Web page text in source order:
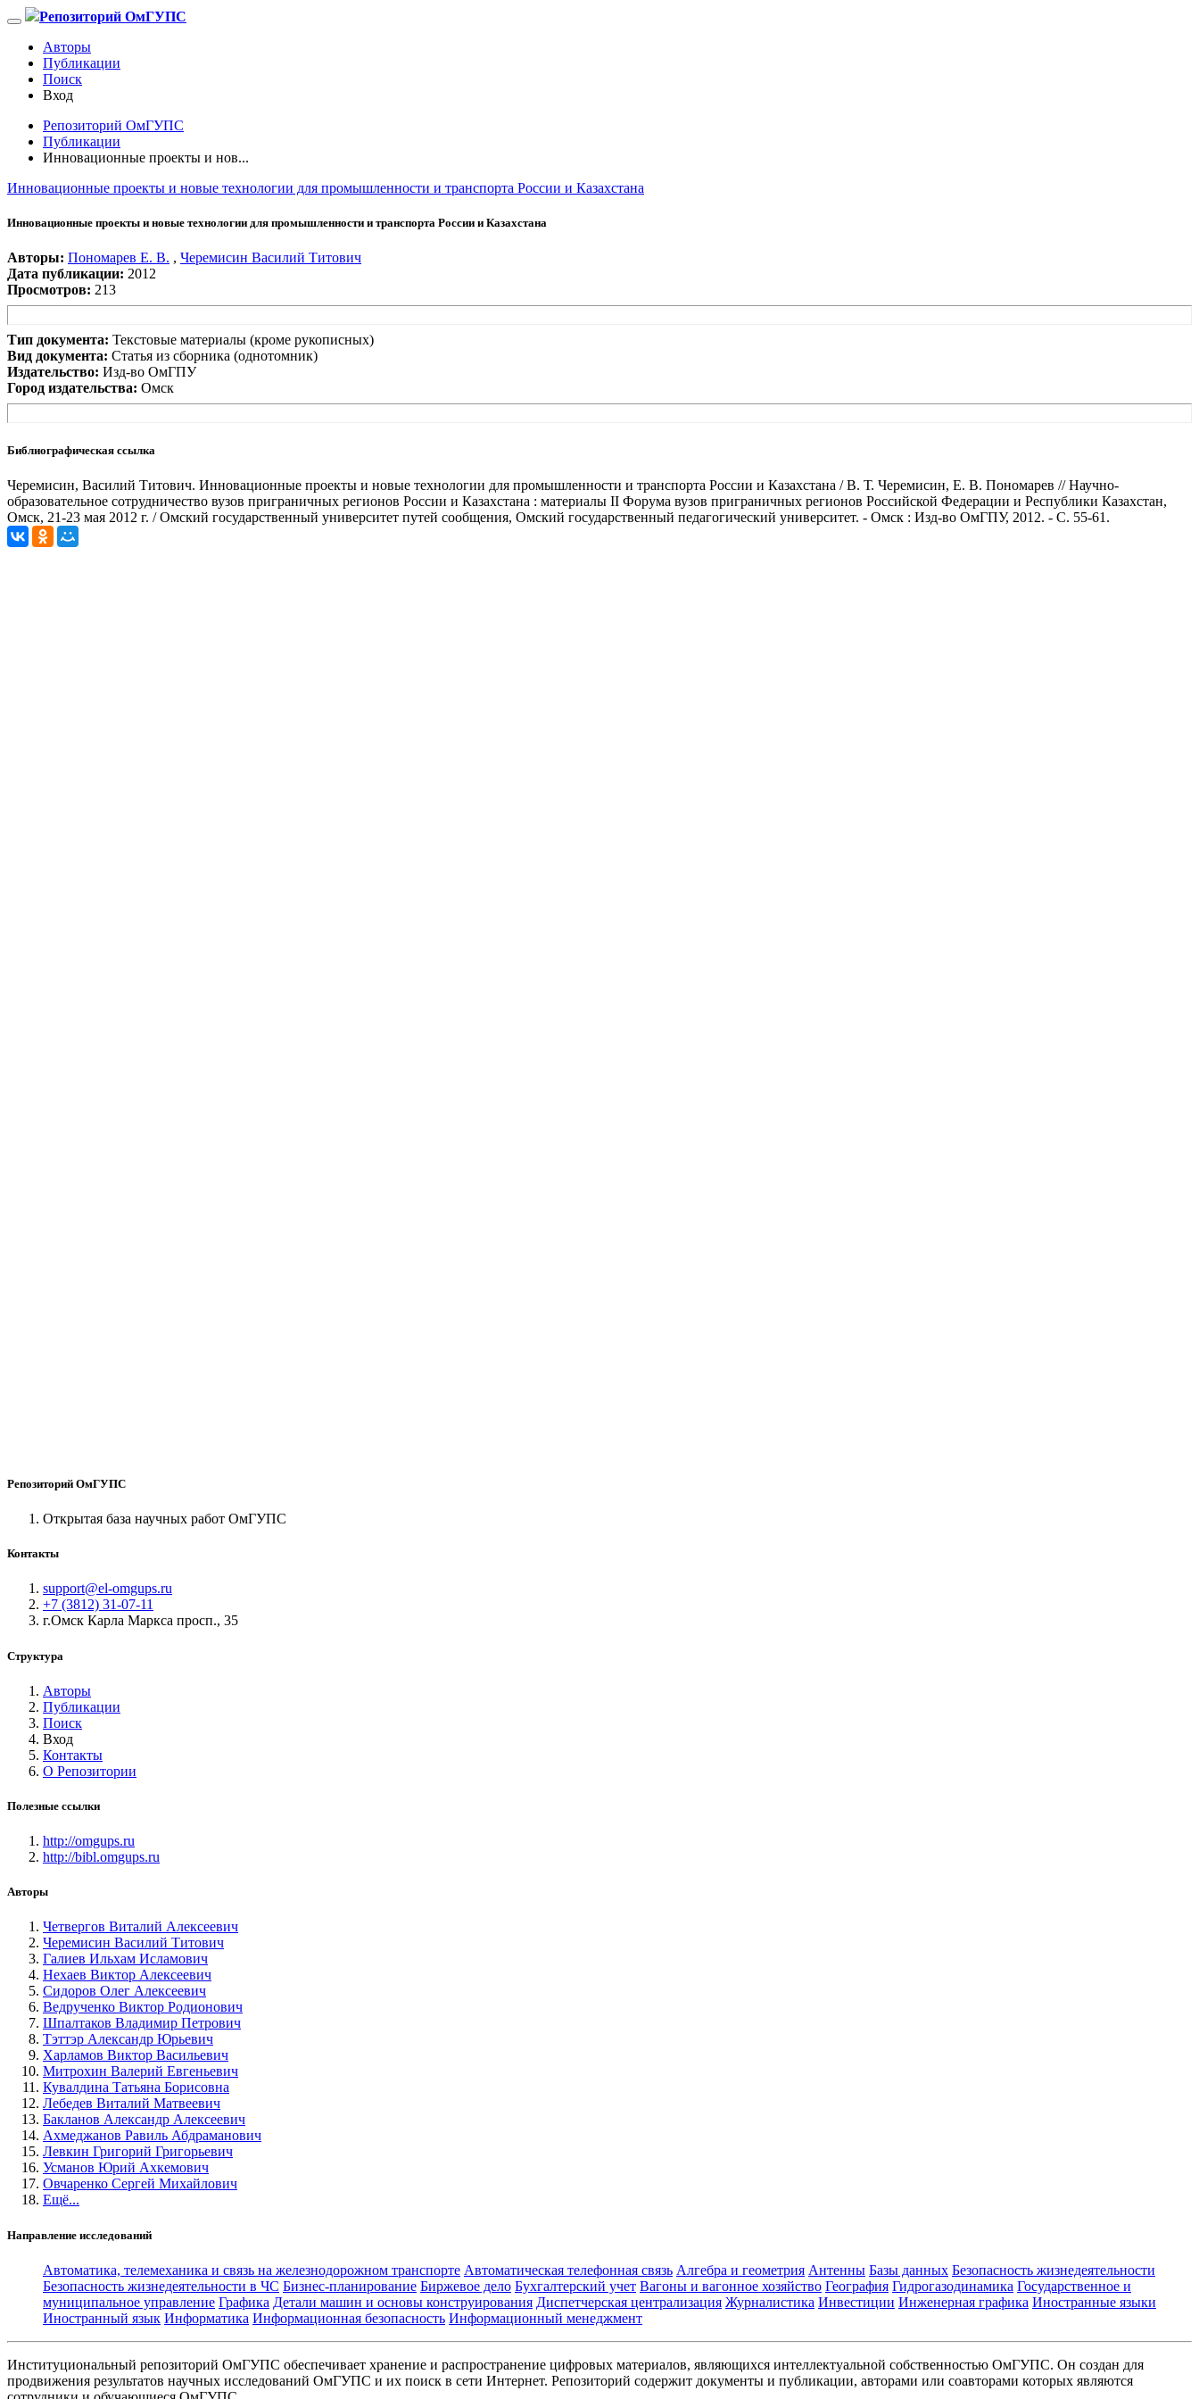
Репозиторий ОмГУПС
Авторы
Публикации
Поиск
Вход
Репозиторий ОмГУПС
Публикации
Инновационные проекты и нов...
Инновационные проекты и новые технологии для промышленности и транспорта России и Казахстана
Инновационные проекты и новые технологии для промышленности и транспорта России и Казахстана
Авторы: Пономарев Е. В. , Черемисин Василий Титович
Дата публикации: 2012
Просмотров: 213
Тип документа: Текстовые материалы (кроме рукописных)
Вид документа: Статья из сборника (однотомник)
Издательство: Изд-во ОмГПУ
Город издательства: Омск
Библиографическая ссылка
Черемисин, Василий Титович. Инновационные проекты и новые технологии для промышленности и транспорта России и Казахстана / В. Т. Черемисин, Е. В. Пономарев // Научно-
образовательное сотрудничество вузов приграничных регионов России и Казахстана : материалы II Форума вузов приграничных регионов Российской Федерации и Республики Казахстан,
Омск, 21-23 мая 2012 г. / Омский государственный университет путей сообщения, Омский государственный педагогический университет. - Омск : Изд-во ОмГПУ, 2012. - С. 55-61.
Репозиторий ОмГУПС
Открытая база научных работ ОмГУПС
Контакты
support@el-omgups.ru
+7 (3812) 31-07-11
г.Омск Карла Маркса просп., 35
Структура
Авторы
Публикации
Поиск
Вход
Контакты
О Репозитории
Полезные ссылки
http://omgups.ru
http://bibl.omgups.ru
Авторы
Четвергов Виталий Алексеевич
Черемисин Василий Титович
Галиев Ильхам Исламович
Нехаев Виктор Алексеевич
Сидоров Олег Алексеевич
Ведрученко Виктор Родионович
Шпалтаков Владимир Петрович
Тэттэр Александр Юрьевич
Харламов Виктор Васильевич
Митрохин Валерий Евгеньевич
Кувалдина Татьяна Борисовна
Лебедев Виталий Матвеевич
Бакланов Александр Алексеевич
Ахмеджанов Равиль Абдраманович
Левкин Григорий Григорьевич
Усманов Юрий Ахкемович
Овчаренко Сергей Михайлович
Ещё...
Направление исследований
Автоматика, телемеханика и связь на железнодорожном транспорте Автоматическая телефонная связь Алгебра и геометрия Антенны Базы данных Безопасность жизнедеятельности
Безопасность жизнедеятельности в ЧС Бизнес-планирование Биржевое дело Бухгалтерский учет Вагоны и вагонное хозяйство География Гидрогазодинамика Государственное и
муниципальное управление Графика Детали машин и основы конструирования Диспетчерская централизация Журналистика Инвестиции Инженерная графика Иностранные языки
Иностранный язык Информатика Информационная безопасность Информационный менеджмент
Институциональный репозиторий ОмГУПС обеспечивает хранение и распространение цифровых материалов, являющихся интеллектуальной собственностью ОмГУПС. Он создан для
продвижения результатов научных исследований ОмГУПС и их поиск в сети Интернет. Репозиторий содержит документы и публикации, авторами или соавторами которых являются